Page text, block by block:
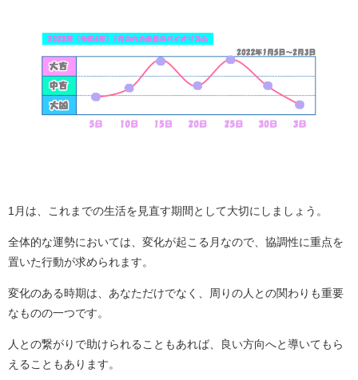
1月は、これまでの生活を見直す期間として大切にしましょう。
全体的な運勢においては、変化が起こる月なので、協調性に重点を
置いた行動が求められます。
変化のある時期は、あなただけでなく、周りの人との関わりも重要
なものの一つです。
人との繋がりで助けられることもあれば、良い方向へと導いてもら
えることもあります。